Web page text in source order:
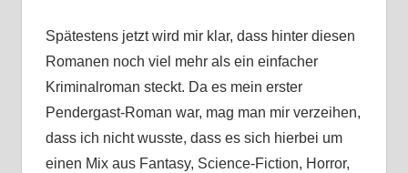
Spätestens jetzt wird mir klar, dass hinter diesen
Romanen noch viel mehr als ein einfacher
Kriminalroman steckt. Da es mein erster
Pendergast-Roman war, mag man mir verzeihen,
dass ich nicht wusste, dass es sich hierbei um
einen Mix aus Fantasy, Science-Fiction, Horror,